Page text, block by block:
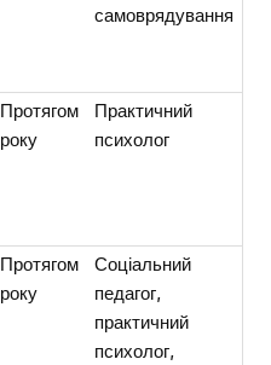
самоврядування
Протягом
року
Практичний
психолог
Протягом
року
Соціальний
педагог,
практичний
психолог,